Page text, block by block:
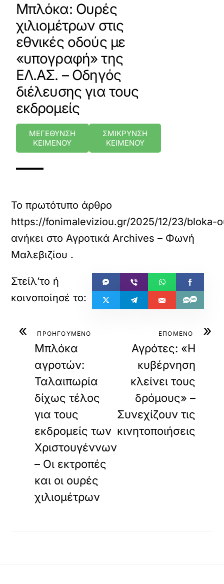
Μπλόκα: Ουρές
χιλιομέτρων στις
εθνικές οδούς με
«υπογραφή» της
ΕΛ.ΑΣ. – Οδηγός
διέλευσης για τους
εκδρομείς
ΜΕΓΕΘΥΝΣΗ
ΚΕΙΜΕΝΟΥ
ΣΜΙΚΡΥΝΣΗ
ΚΕΙΜΕΝΟΥ
Το πρωτότυπο άρθρο
https://fonimaleviziou.gr/2025/12/23/
ανήκει στοΑγροτικά Archives – Φωνή
Μαλεβιζίου .
« ΠΡΟΗΓΟΥΜΕΝΟ
Μπλόκα
αγροτών:
Ταλαιπωρία
δίχως τέλος
για τους
εκδρομείς των
Χριστουγέννων
– Οι εκτροπές
και οι ουρές
χιλιομέτρων
»
ΕΠΟΜΕΝΟ
Αγρότες: «Η
κυβέρνηση
κλείνει τους
δρόμους» –
Συνεχίζουν τις
κινητοποιήσεις